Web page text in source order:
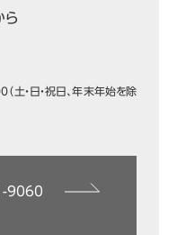
ら
・日・祝日、年末年始を除
9060